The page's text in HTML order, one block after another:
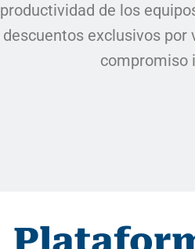
productividad de los
descuentos exclusivos por
compromiso